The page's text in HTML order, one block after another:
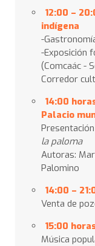
12:00 –
indígena
-
-Exposición
(Comcaác -
Corredor
14:00
Palacio
la paloma
Autoras:
Palomino
14:00 –
Venta de
15:00
Música